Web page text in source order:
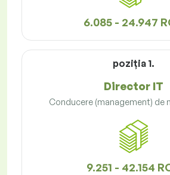
6.085 - 24.947
poziţia 1.
Director IT
Conducere (management) de
9.251 - 42.154